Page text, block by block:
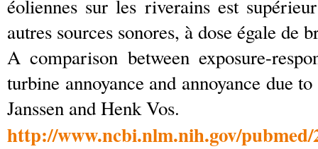
éoliennes sur les riverains est
autres sources sonores, à dose égale de
A comparison between exposure-
turbine annoyance and annoyance due
Janssen and Henk Vos.
http://www.ncbi.nlm.nih.gov/pubmed/